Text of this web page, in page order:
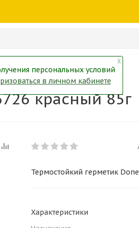
85г
красный 85г
Термостойкий герметик
Характеристики
╳
персональных условий
в личном кабинете